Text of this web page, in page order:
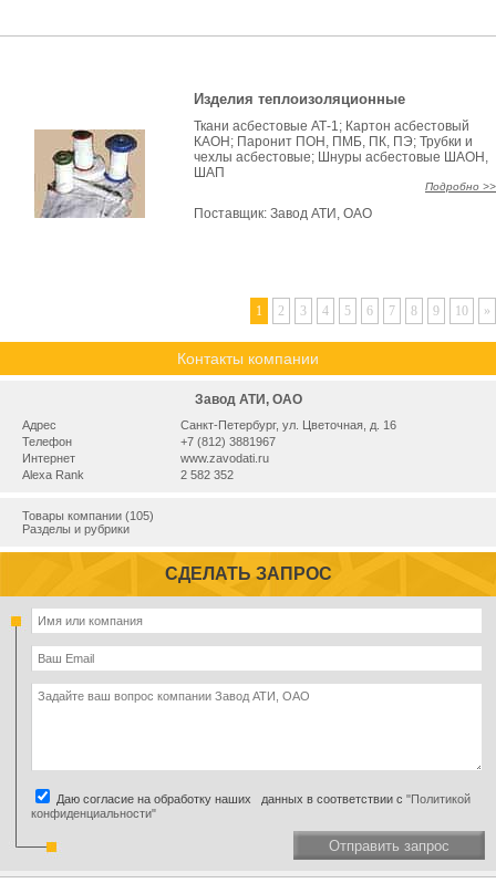
Изделия теплоизоляционные
Ткани асбестовые АТ-1; Картон асбестовый
КАОН; Паронит ПОН, ПМБ, ПК, ПЭ; Трубки и
чехлы асбестовые; Шнуры асбестовые ШАОН,
ШАП
Подробно >>
Поставщик: Завод АТИ, ОАО
1 2 3 4 5 6 7 8 9 10 »
Контакты компании
Завод АТИ, ОАО
Адрес
Санкт-Петербург, ул. Цветочная, д. 16
Телефон
+7 (812) 3881967
Интернет
www.zavodati.ru
Alexa Rank
2 582 352
Товары компании (105)
Разделы и рубрики
СДЕЛАТЬ ЗАПРОС
Даю согласие на обработку наших данных в соответствии с "Политикой
конфиденциальности"
Отправить запрос